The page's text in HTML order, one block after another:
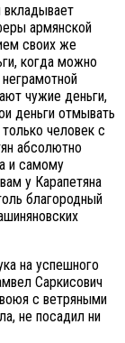
армянской
своих же
когда можно
чужие деньги,
деньги отмывать
человек с
абсолютно
и самому
у Карапетяна
благородный
на успешного
Саркисович
с ветряными
не посадил ни